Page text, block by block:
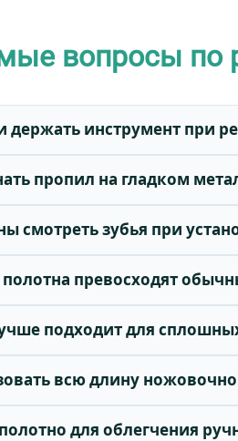
вопросы по
держать инструмент при
пропил на гладком
смотреть зубья при
превосходят
подходит для
всю длину
для облегчения